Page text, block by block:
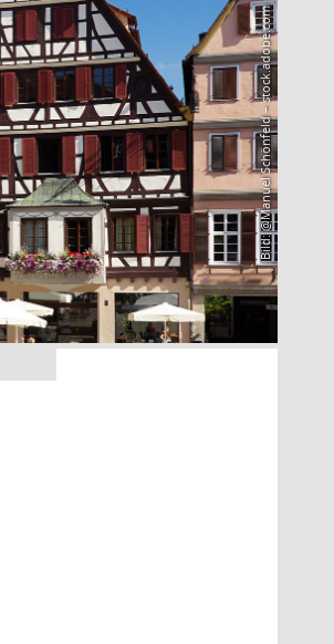
Bild: @Manuel Schönfeld – stock.adobe.com